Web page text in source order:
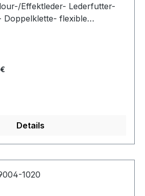
Effektleder- Lederfutter-
Doppelklette- flexible
Details